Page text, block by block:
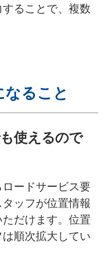
することで、複数
なること
使えるので
ロードサービス要
ッフが位置情報
だけます。位置
順次拡大してい